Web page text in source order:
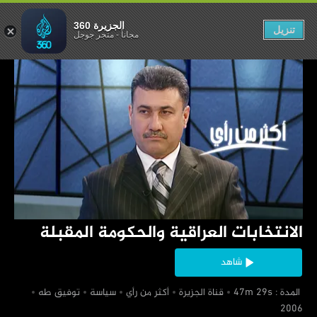
‏الانتخابات العراقية والحكومة المقبلة
شاهد
‏ المدة : 47m 29s
‏قناة الجزيرة ‏أكثر من رأي ‏سياسة
‏توفيق طه
المقبلة
الجزيرة 360
مجاناً-متجر جوجل تنزيل